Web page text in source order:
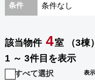
条件 条件なし
該当物件 4室 （3棟）
1 ～ 3件目を表示
すべて選択